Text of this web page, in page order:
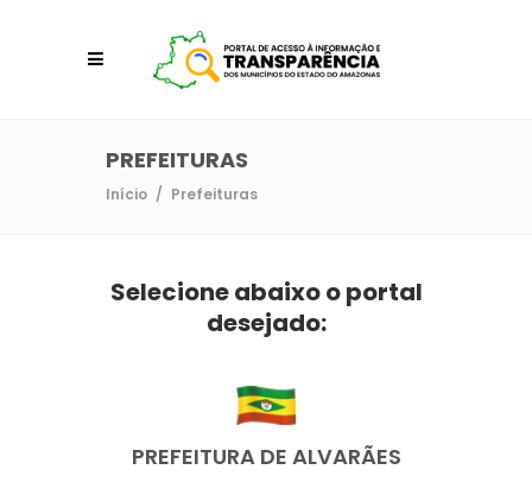
PREFEITURAS
Início / Prefeituras
Selecione abaixo o portal
desejado:
PREFEITURA DE ALVARÃES